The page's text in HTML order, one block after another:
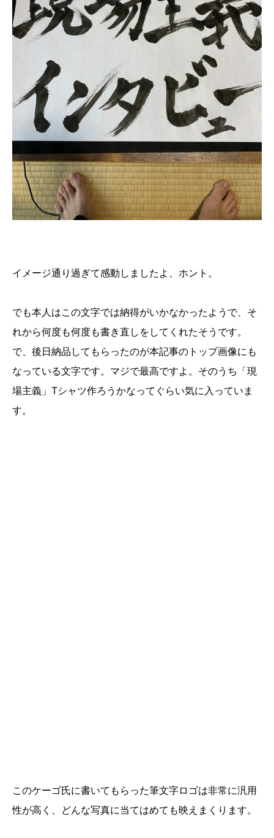
イメージ通り過ぎて感動しましたよ、ホント。
でも本人はこの文字では納得がいかなかったようで、そ
れから何度も何度も書き直しをしてくれたそうです。
で、後日納品してもらったのが本記事のトップ画像にも
なっている文字です。マジで最高ですよ。そのうち「現
場主義」Tシャツ作ろうかなってぐらい気に入っていま
す。
このケーゴ氏に書いてもらった筆文字ロゴは非常に汎用
性が高く、どんな写真に当てはめても映えまくります。